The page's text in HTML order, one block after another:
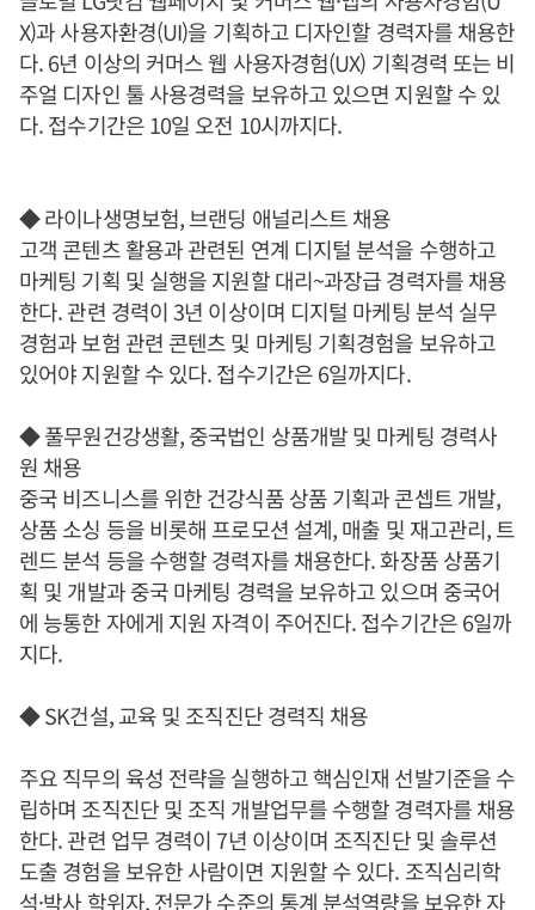
X)과 사용자환경(UI)을 기획하고 디자인할 경력자를 채용한
다. 6년 이상의 커머스 웹 사용자경험(UX) 기획경력 또는 비
주얼 디자인 툴 사용경력을 보유하고 있으면 지원할 수 있
다. 접수기간은 10일 오전 10시까지다.
◆ 라이나생명보험, 브랜딩 애널리스트 채용
고객 콘텐츠 활용과 관련된 연계 디지털 분석을 수행하고
마케팅 기획 및 실행을 지원할 대리~과장급 경력자를 채용
한다. 관련 경력이 3년 이상이며 디지털 마케팅 분석 실무
경험과 보험 관련 콘텐츠 및 마케팅 기획경험을 보유하고
있어야 지원할 수 있다. 접수기간은 6일까지다.
◆ 풀무원건강생활, 중국법인 상품개발 및 마케팅 경력사
원 채용
중국 비즈니스를 위한 건강식품 상품 기획과 콘셉트 개발,
상품 소싱 등을 비롯해 프로모션 설계, 매출 및 재고관리, 트
렌드 분석 등을 수행할 경력자를 채용한다. 화장품 상품기
획 및 개발과 중국 마케팅 경력을 보유하고 있으며 중국어
에 능통한 자에게 지원 자격이 주어진다. 접수기간은 6일까
지다.
◆ SK건설, 교육 및 조직진단 경력직 채용
주요 직무의 육성 전략을 실행하고 핵심인재 선발기준을 수
립하며 조직진단 및 조직 개발업무를 수행할 경력자를 채용
한다. 관련 업무 경력이 7년 이상이며 조직진단 및 솔루션
도출 경험을 보유한 사람이면 지원할 수 있다. 조직심리학
석·박사 학위자, 전문가 수준의 통계 분석역량을 보유한 자